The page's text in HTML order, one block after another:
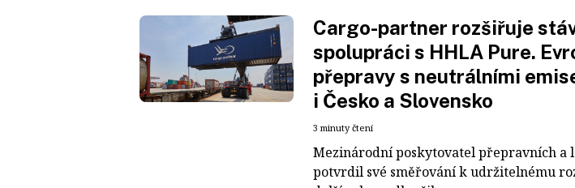
Cargo-partner rozšiřuje
spolupráci s HHLA Pure.
přepravy s neutrálními
i Česko a Slovensko
3 minuty čtení
Mezinárodní poskytovatel přepravních a
potvrdil své směřování k udržitelnému